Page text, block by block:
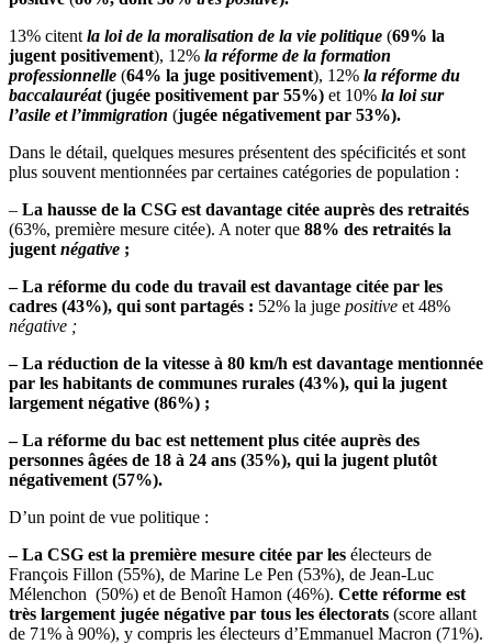
13% citent la loi de la moralisation de la vie politique (69% la
jugent positivement), 12% la réforme de la formation
professionnelle (64% la juge positivement), 12% la réforme du
baccalauréat(jugée positivement par 55%) et 10% la loi sur
l’asile et l’immigration (jugée négativement par 53%).
Dans le détail, quelques mesures présentent des spécificités et sont
plus souvent mentionnées par certaines catégories de population :
– La hausse de la CSG est davantage citée auprès des retraités
(63%, première mesure citée). A noter que 88% des retraités la
jugent négative ;
– La réforme du code du travail est davantage citée par les
cadres (43%), qui sont partagés : 52% la juge positive et 48%
négative ;
– La réduction de la vitesse à 80 km/h est davantage mentionnée
par les habitants de communes rurales (43%), qui la jugent
largement négative (86%) ;
– La réforme du bac est nettement plus citée auprès des
personnes âgées de 18 à 24 ans (35%), qui la jugent plutôt
négativement (57%).
D’un point de vue politique :
– La CSG est la première mesure citée par les électeurs de
François Fillon (55%), de Marine Le Pen (53%), de Jean-Luc
Mélenchon (50%) et de Benoît Hamon (46%). Cette réforme est
très largement jugée négative par tous les électorats (score allant
de 71% à 90%), y compris les électeurs d’Emmanuel Macron (71%).